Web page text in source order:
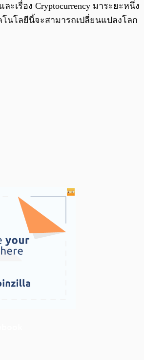
ละเรื่อง Cryptocurrency มาระยะหนึ่ง
โนโลยีนี้จะสามารถเปลี่ยนแปลงโลก